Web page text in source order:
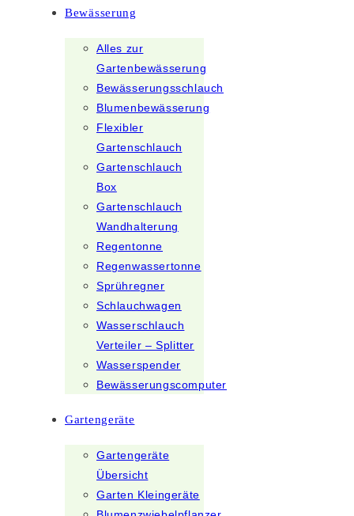
Bewässerung
Alles zur
Gartenbewässerung
Bewässerungsschlauch
Blumenbewässerung
Flexibler
Gartenschlauch
Gartenschlauch
Box
Gartenschlauch
Wandhalterung
Regentonne
Regenwassertonne
Sprühregner
Schlauchwagen
Wasserschlauch
Verteiler – Splitter
Wasserspender
Bewässerungscomputer
Gartengeräte
Gartengeräte
Übersicht
Garten Kleingeräte